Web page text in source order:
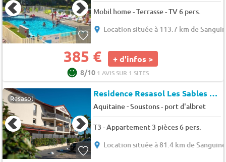
Mobil home - Terrasse - TV 6 pers.
Location située à 113.7 km de
385 € + d'infos >
8/10 1 AVIS SUR 1 SITES
Resasol Residence Resasol Les Sables D'or
Aquitaine-Soustons - port d'albret
T3 - Appartement 3 pièces 6 pers.
Location située à 81.4 km de